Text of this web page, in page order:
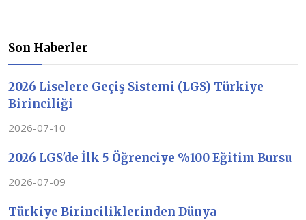
Son Haberler
2026 Liselere Geçiş Sistemi (LGS) Türkiye
Birinciliği
2026-07-10
2026 LGS'de İlk 5 Öğrenciye %100 Eğitim Bursu
2026-07-09
Türkiye Birinciliklerinden Dünya